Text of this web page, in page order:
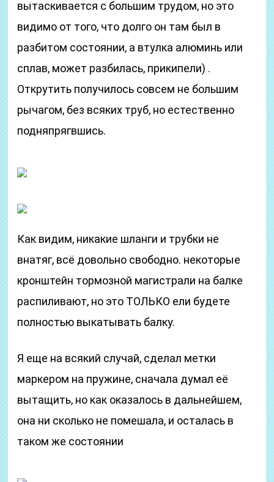
вытаскивается с большим трудом, но это
видимо от того, что долго он там был в
разбитом состоянии, а втулка алюминь или
сплав, может разбилась, прикипели) .
Открутить получилось совсем не большим
рычагом, без всяких труб, но естественно
подняпрягвшись.
Как видим, никакие шланги и трубки не
внатяг, всё довольно свободно. некоторые
кронштейн тормозной магистрали на балке
распиливают, но это ТОЛЬКО ели будете
полностью выкатывать балку.
Я еще на всякий случай, сделал метки
маркером на пружине, сначала думал её
вытащить, но как оказалось в дальнейшем,
она ни сколько не помешала, и осталась в
таком же состоянии